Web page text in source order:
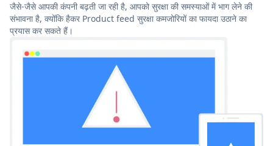
जैसे-जैसे आपकी कंपनी बढ़ती जा रही है, आपको सुरक्षा की समस्याओं में भाग लेने की
संभावना है, क्योंकि हैकर Product feed सुरक्षा कमजोरियों का फायदा उठाने का
प्रयास कर सकते हैं।